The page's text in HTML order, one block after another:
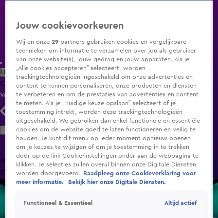
Uitzending Gemist Populaire programma's Zenders Genres
ClipsFilmsRadioSmart TV inlogShop
Volg KIJK
Zoeken
HomeUitzending Gemist Programma's De Bondgenoten
OranjezomerLivestreamsShop
Jouw cookievoorkeuren
Wij en onze29 partners gebruiken cookies en vergelijkbare
technieken om informatie te verzamelen over jou als gebruiker
van onze website(s), jouw gedrag en jouw apparaten. Als je
„Alle cookies accepteren” selecteert, worden
trackingtechnologieën ingeschakeld om onze advertenties en
content te kunnen personaliseren, onze producten en diensten
te verbeteren en om de prestaties van advertenties en content
te meten. Als je „Huidige keuze opslaan” selecteert of je
toestemming intrekt, worden deze trackingtechnologieën
uitgeschakeld. We gebruiken dan enkel functionele en essentiële
cookies om de website goed te laten functioneren en veilig te
houden. Je kunt dit menu op ieder moment opnieuw openen
om je keuzes te wijzigen of om je toestemming in te trekken
door op de link Cookie-instellingen onder aan de webpagina te
klikken. Je selecties zullen overal binnen onze Digitale Diensten
worden doorgevoerd.
Raadpleeg onze Cookieverklaring voor
meer informatie.
Bekijk hier onze Digitale Diensten.
Functioneel & Essentieel Altijd actief